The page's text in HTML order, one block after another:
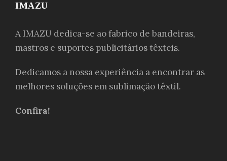
IMAZU
A IMAZU dedica-se ao fabrico de bandeiras,
mastros e suportes publicitários têxteis.
Dedicamos a nossa experiência a encontrar as
melhores soluções em sublimação têxtil.
Confira!